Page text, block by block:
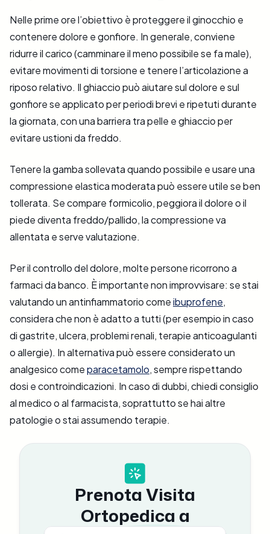
Nelle prime ore l’obiettivo è proteggere il ginocchio e
contenere dolore e gonfiore. In generale, conviene
ridurre il carico (camminare il meno possibile se fa male),
evitare movimenti di torsione e tenere l’articolazione a
riposo relativo. Il ghiaccio può aiutare sul dolore e sul
gonfiore se applicato per periodi brevi e ripetuti durante
la giornata, con una barriera tra pelle e ghiaccio per
evitare ustioni da freddo.
Tenere la gamba sollevata quando possibile e usare una
compressione elastica moderata può essere utile se ben
tollerata. Se compare formicolio, peggiora il dolore o il
piede diventa freddo/pallido, la compressione va
allentata e serve valutazione.
Per il controllo del dolore, molte persone ricorrono a
farmaci da banco. È importante non improvvisare: se stai
valutando un antinfiammatorio comeibuprofene,
considera che non è adatto a tutti (per esempio in caso
di gastrite, ulcera, problemi renali, terapie anticoagulanti
o allergie). In alternativa può essere considerato un
analgesico comeparacetamolo, sempre rispettando
dosi e controindicazioni. In caso di dubbi, chiedi consiglio
al medico o al farmacista, soprattutto se hai altre
patologie o stai assumendo terapie.
Prenota Visita
Ortopedica a